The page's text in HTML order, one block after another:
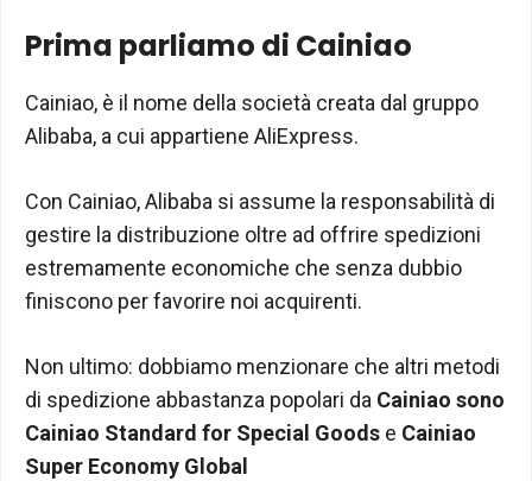
Prima parliamo di Cainiao
Cainiao, è il nome della società creata dal gruppo
Alibaba, a cui appartiene AliExpress.
Con Cainiao, Alibaba si assume la responsabilità di
gestire la distribuzione oltre ad offrire spedizioni
estremamente economiche che senza dubbio
finiscono per favorire noi acquirenti.
Non ultimo: dobbiamo menzionare che altri metodi
di spedizione abbastanza popolari da Cainiao sono
Cainiao Standard for Special Goods e Cainiao
Super Economy Global